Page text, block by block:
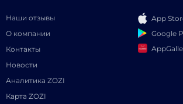
Наши отзывы
О компании
Контакты
Новости
Аналитика ZOZI
Карта ZOZI
App
Google